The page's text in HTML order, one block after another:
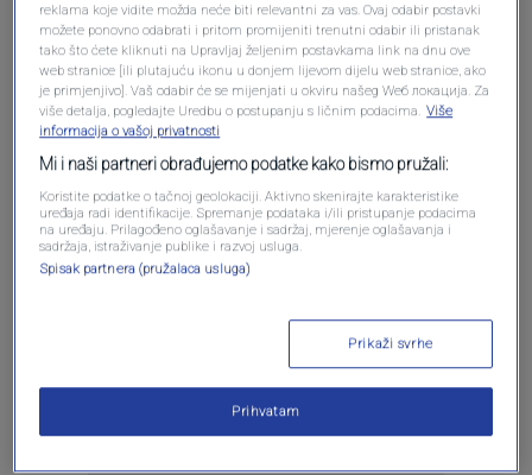
Oglas
reklama koje vidite možda neće biti relevantni za vas. Ovaj odabir postavki
možete ponovno odabrati i pritom promijeniti trenutni odabir ili pristanak
tako što ćete kliknuti na Upravljaj željenim postavkama link na dnu ove
web stranice [ili plutajuću ikonu u donjem lijevom dijelu web stranice, ako
je primjenjivo]. Vaš odabir će se mijenjati u okviru našeg Wеб локација. Za
više detalja, pogledajte Uredbu o postupanju s ličnim podacima. Više
informacija o vašoj privatnosti
Mi i naši partneri obrađujemo podatke kako bismo pružali:
Koristite podatke o tačnoj geolokaciji. Aktivno skenirajte karakteristike
uređaja radi identifikacije. Spremanje podataka i/ili pristupanje podacima
na uređaju. Prilagođeno oglašavanje i sadržaj, mjerenje oglašavanja i
sadržaja, istraživanje publike i razvoj usluga.
Spisak partnera (pružalaca usluga)
Prikaži svrhe
Prihvatam